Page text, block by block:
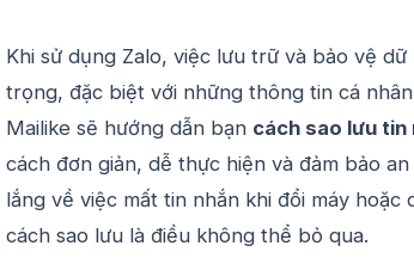
Khi sử dụng Zalo, việc lưu trữ và bảo vệ
trọng, đặc biệt với những thông tin cá
Mailike sẽ hướng dẫn bạn cách sao lưu tin
cách đơn giản, dễ thực hiện và đảm bảo
lắng về việc mất tin nhắn khi đổi máy hoặc
cách sao lưu là điều không thể bỏ qua.